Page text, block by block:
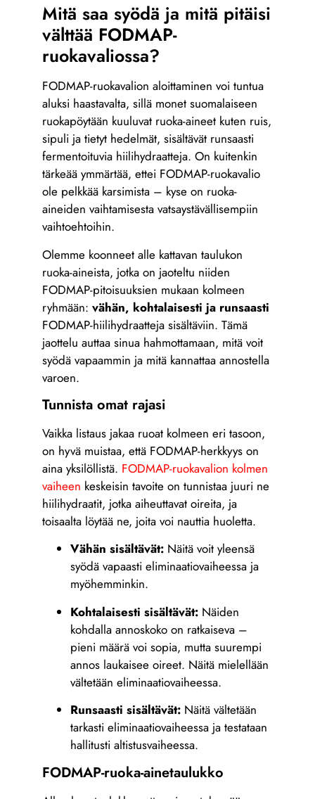
Mitä saa syödä ja mitä pitäisi
välttää FODMAP-
ruokavaliossa?
FODMAP-ruokavalion aloittaminen voi tuntua
aluksi haastavalta, sillä monet suomalaiseen
ruokapöytään kuuluvat ruoka-aineet kuten ruis,
sipuli ja tietyt hedelmät, sisältävät runsaasti
fermentoituvia hiilihydraatteja. On kuitenkin
tärkeää ymmärtää, ettei FODMAP-ruokavalio
ole pelkkää karsimista – kyse on ruoka-
aineiden vaihtamisesta vatsaystävällisempiin
vaihtoehtoihin.
Olemme koonneet alle kattavan taulukon
ruoka-aineista, jotka on jaoteltu niiden
FODMAP-pitoisuuksien mukaan kolmeen
ryhmään: vähän, kohtalaisesti ja runsaasti
FODMAP-hiilihydraatteja sisältäviin. Tämä
jaottelu auttaa sinua hahmottamaan, mitä voit
syödä vapaammin ja mitä kannattaa annostella
varoen.
Tunnista omat rajasi
Vaikka listaus jakaa ruoat kolmeen eri tasoon,
on hyvä muistaa, että FODMAP-herkkyys on
aina yksilöllistä. FODMAP-ruokavalion kolmen
vaiheen keskeisin tavoite on tunnistaa juuri ne
hiilihydraatit, jotka aiheuttavat oireita, ja
toisaalta löytää ne, joita voi nauttia huoletta.
Vähän sisältävät: Näitä voit yleensä
syödä vapaasti eliminaatiovaiheessa ja
myöhemminkin.
Kohtalaisesti sisältävät: Näiden
kohdalla annoskoko on ratkaiseva –
pieni määrä voi sopia, mutta suurempi
annos laukaisee oireet. Näitä mielellään
vältetään eliminaatiovaiheessa.
Runsaasti sisältävät: Näitä vältetään
tarkasti eliminaatiovaiheessa ja testataan
hallitusti altistusvaiheessa.
FODMAP-ruoka-ainetaulukko